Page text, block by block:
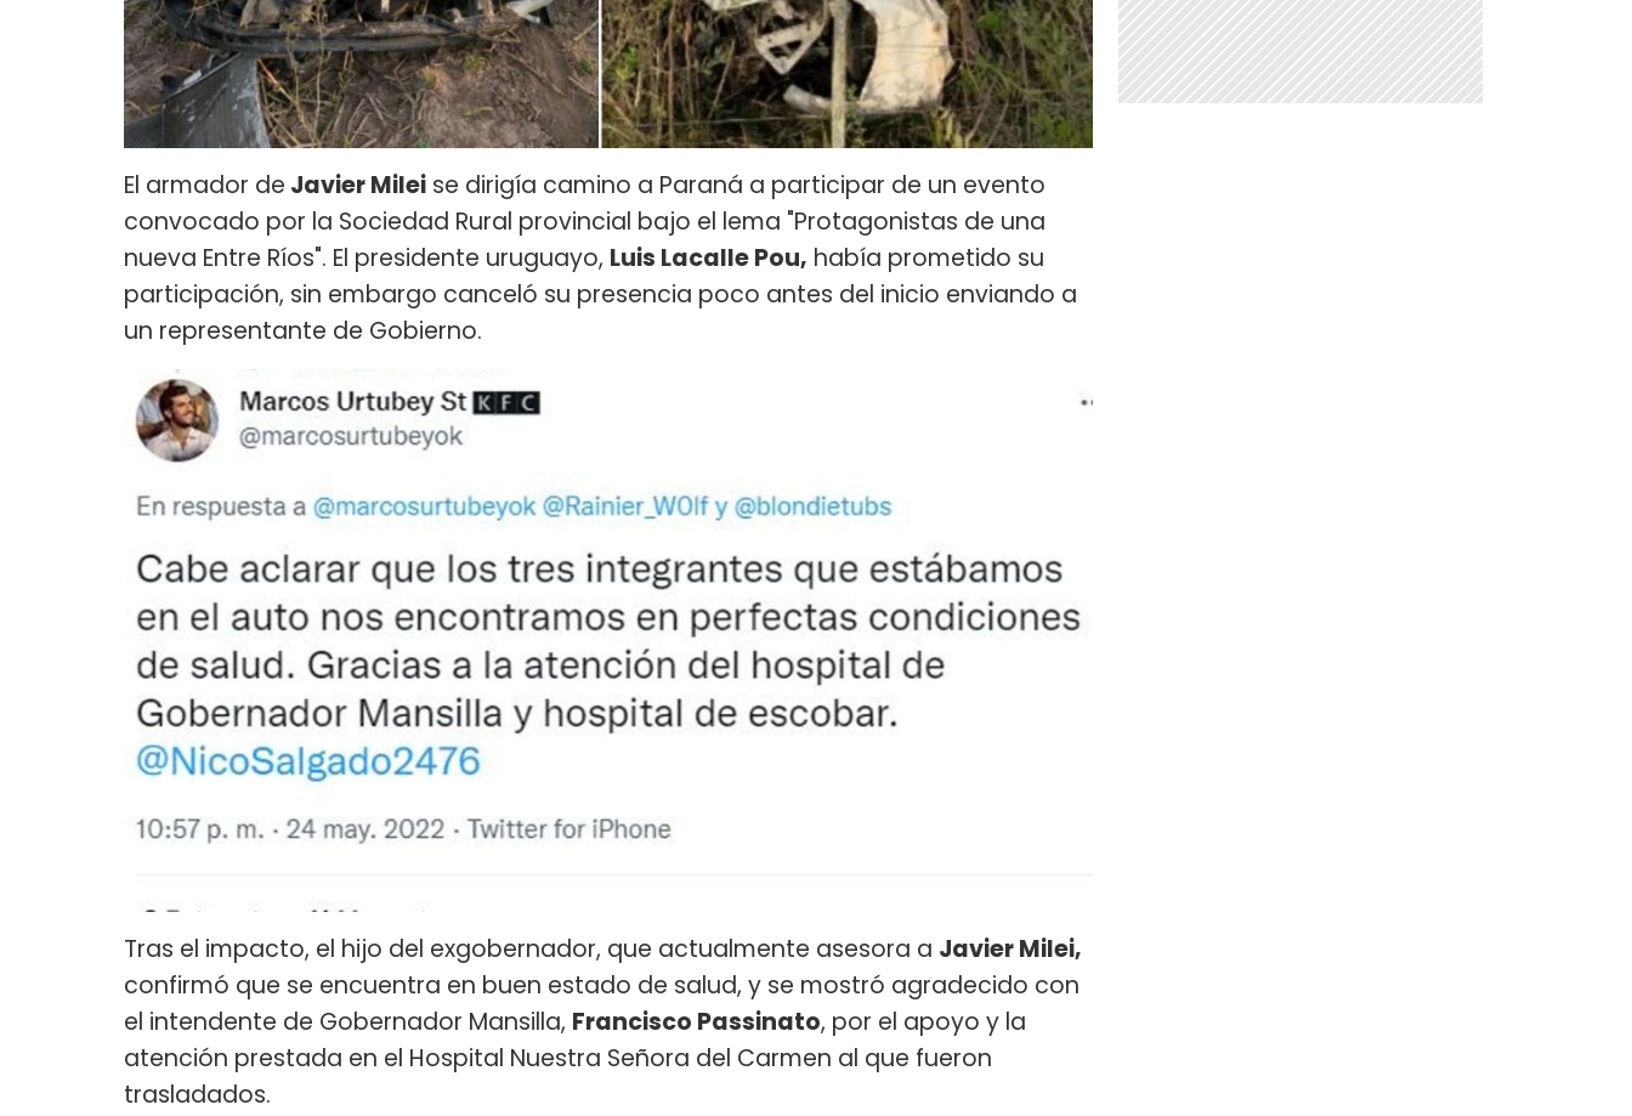
El armador de Javier Milei se dirigía camino a Paraná a participar de un evento
convocado por la Sociedad Rural provincial bajo el lema "Protagonistas de una
nueva Entre Ríos". El presidente uruguayo, Luis Lacalle Pou, había prometido su
participación, sin embargo canceló su presencia poco antes del inicio enviando a
un representante de Gobierno.
Tras el impacto, el hijo del exgobernador, que actualmente asesora a Javier Milei,
confirmó que se encuentra en buen estado de salud, y se mostró agradecido con
el intendente de Gobernador Mansilla, Francisco Passinato, por el apoyo y la
atención prestada en el Hospital Nuestra Señora del Carmen al que fueron
trasladados.